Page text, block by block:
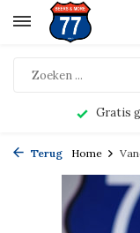
Gratis
Terug Home